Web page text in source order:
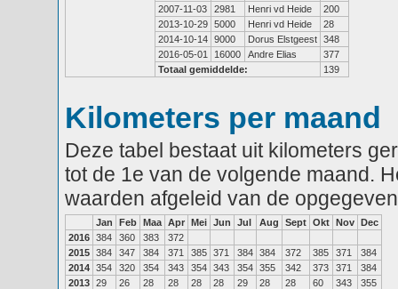
2007-11-03
2981 Henri vd Heide
200
2013-10-29 5000 Henri vd Heide
28
2014-10-14 9000 Dorus Elstgeest 348
2016-05-01
16000 Andre Elias
377
Totaal gemiddelde:
139
Kilometers per maand
Deze tabel bestaat uit kilometers
tot de 1e van de volgende maand.
waarden afgeleid van de
Jan Feb Maa Apr Mei Jun Jul Aug Sept Okt Nov Dec
2016 384 360 383
372
2015 384 347 384 371 385 371 384 384 372 385 371
384
2014 354 320 354 343 354 343 354 355 342 373 371
384
2013 29 26 28 28 28 28 29 28 28 60 343
355